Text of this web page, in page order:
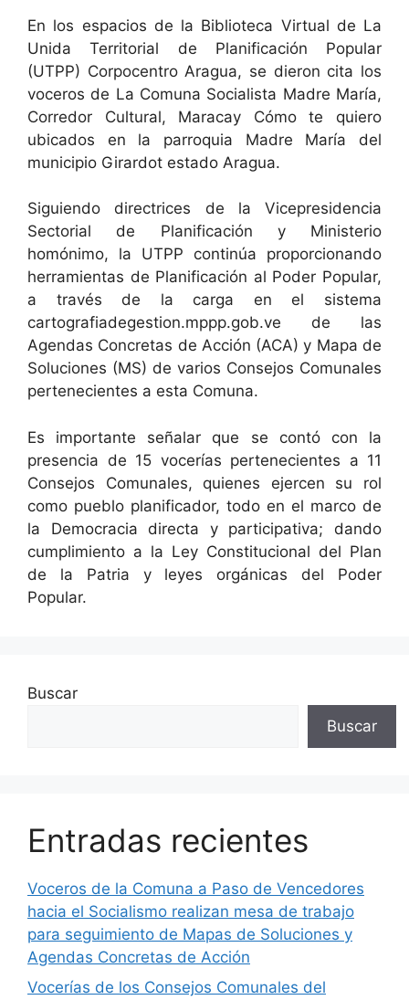
En los espacios de la Biblioteca Virtual de La
Unida Territorial de Planificación Popular
(UTPP) Corpocentro Aragua, se dieron cita los
voceros de La Comuna Socialista Madre María,
Corredor Cultural, Maracay Cómo te quiero
ubicados en la parroquia Madre María del
municipio Girardot estado Aragua.
Siguiendo directrices de la Vicepresidencia
Sectorial de Planificación y Ministerio
homónimo, la UTPP continúa proporcionando
herramientas de Planificación al Poder Popular,
a través de la carga en el sistema
cartografiadegestion.mppp.gob.ve de las
Agendas Concretas de Acción (ACA) y Mapa de
Soluciones (MS) de varios Consejos Comunales
pertenecientes a esta Comuna.
Es importante señalar que se contó con la
presencia de 15 vocerías pertenecientes a 11
Consejos Comunales, quienes ejercen su rol
como pueblo planificador, todo en el marco de
la Democracia directa y participativa; dando
cumplimiento a la Ley Constitucional del Plan
de la Patria y leyes orgánicas del Poder
Popular.
Buscar
Buscar
Entradas recientes
Voceros de la Comuna a Paso de Vencedores
hacia el Socialismo realizan mesa de trabajo
para seguimiento de Mapas de Soluciones y
Agendas Concretas de Acción
Vocerías de los Consejos Comunales del